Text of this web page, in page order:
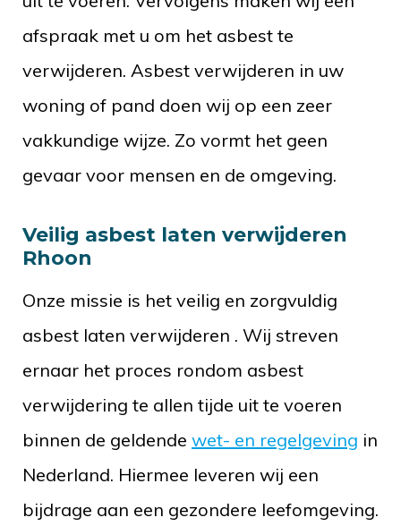
afspraak met u om het asbest te
verwijderen. Asbest verwijderen in uw
woning of pand doen wij op een zeer
vakkundige wijze. Zo vormt het geen
gevaar voor mensen en de omgeving.
Veilig asbest laten verwijderen
Rhoon
Onze missie is het veilig en zorgvuldig
asbest laten verwijderen . Wij streven
ernaar het proces rondom asbest
verwijdering te allen tijde uit te voeren
binnen de geldende wet- en regelgeving in
Nederland. Hiermee leveren wij een
bijdrage aan een gezondere leefomgeving.